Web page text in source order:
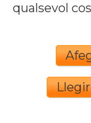
qualsevol